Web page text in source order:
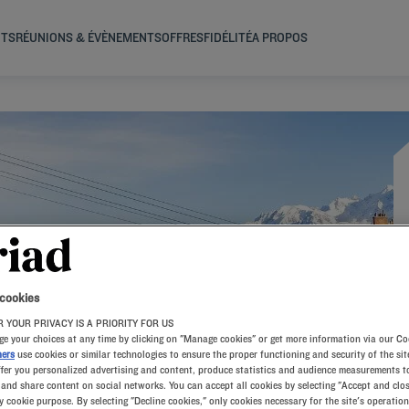
RÉUNIONS & ÉVÈNEMENTSOFFRESFIDÉLITÉA PROPOS
YOUR PRIVACY IS A PRIORITY FOR US
your choices at any time by clicking on "Manage cookies" or get more information via our
use cookies or similar technologies to ensure the proper functioning and security of the
you personalized advertising and content, produce statistics and audience measurements
share content on social networks. You can accept all cookies by selecting "Accept and
cookie purpose. By selecting "Decline cookies," only cookies necessary for the site's